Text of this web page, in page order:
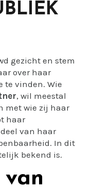
gezicht en stem
over haar
te vinden. Wie
, wil meestal
met wie zij haar
haar
van haar
In dit
bekend is.